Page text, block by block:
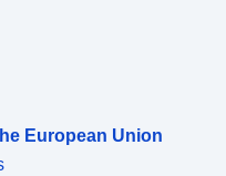
European Union